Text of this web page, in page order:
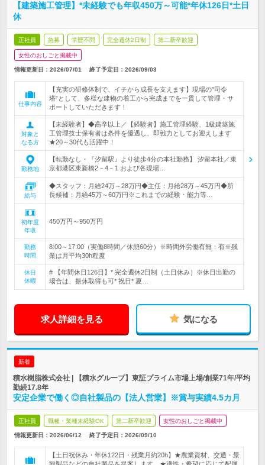
【建築施工管理】*未経験でも年収450万～可能*年休126日*土日
休
正社員 急募 学歴不問 完全週休2日制 第二新卒歓迎
女性のおしごと掲載中
情報更新日：2026/07/01 終了予定日： 2026/09/03
仕事内容
【充実の研修体制で、イチから成長を支えます】現場の”司令
塔”として、多様な建物の着工から完成までを一貫して管理・サ
ポートしていただきます！
対象と
なる方
【未経験者】◆高卒以上／【経験者】施工管理経験、1級建築施
工管理技士保有者は条件を優遇し、即戦力としてお迎えします
★20～30代も活躍中！
勤務地
【転勤なし・『汐留駅』より徒歩4分の本社勤務】 汐留本社／東
京都港区東新橋2－4－1 および各現場…
給与
◆スタッフ：月給24万～28万円◆主任：月給28万～45万円◆所
長候補：月給45万～60万円※これまでの経験・能力等…
初年度
年収
450万円～950万円
勤務
時間
8:00～17:00（実働8時間／休憩60分）※時間外労働有無：有※残
業は月平均30h程度
休日
休暇
# 【年間休日126日】* 完全週休2日制（土日休み）※休日出勤の
場合は、振休取得も可* 祝日* 夏…
求人詳細を見る 気になる
新着
積水樹脂株式会社 | 【積水グループ】東証プライム市場上場/創業71年/平均
勤続17.8年
安定企業で働く◎自社製品の【法人営業】※賞与実績4.5カ月
正社員 職種・業種未経験OK 第二新卒歓迎 女性のおしごと掲載中
情報更新日：2026/06/12 終了予定日： 2026/09/10
【土日祝休み・年休122日・残業月約20h】★農業資材、交通・景